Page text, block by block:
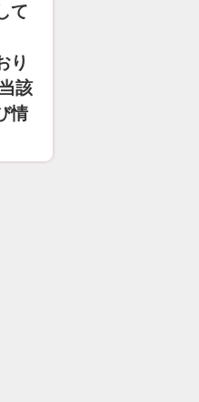
て
り
該
情